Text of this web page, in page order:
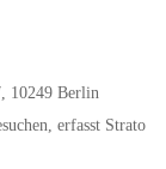
10249 Berlin
erfasst Strato